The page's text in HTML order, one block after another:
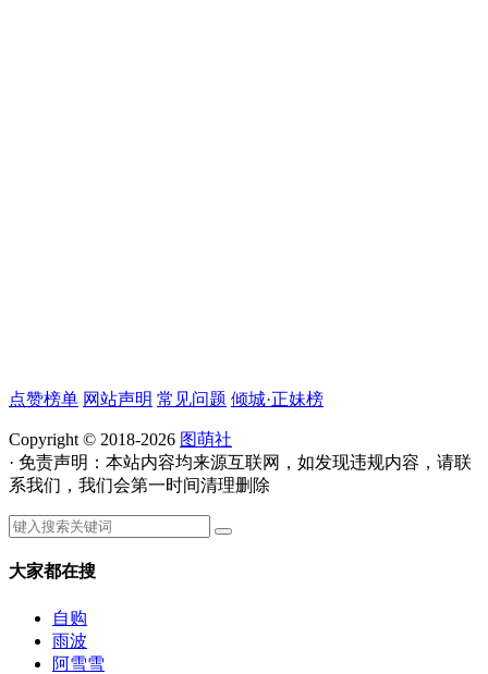
点赞榜单 网站声明 常见问题 倾城·正妹榜
Copyright © 2018-2026 图萌社
· 免责声明：本站内容均来源互联网，如发现违规内容，请联
系我们，我们会第一时间清理删除
大家都在搜
自购
雨波
阿雪雪